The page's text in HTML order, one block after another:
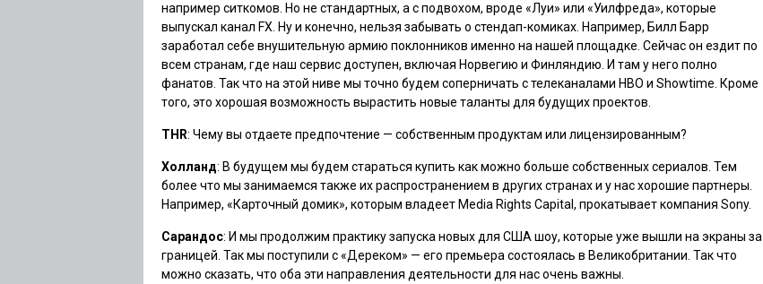
например ситкомов. Но не стандартных, а с подвохом, вроде «Луи» или «Уилфреда», которые
выпускал канал FX. Ну и конечно, нельзя забывать о стендап-комиках. Например, Билл Барр
заработал себе внушительную армию поклонников именно на нашей площадке. Сейчас он ездит по
всем странам, где наш сервис доступен, включая Норвегию и Финляндию. И там у него полно
фанатов. Так что на этой ниве мы точно будем соперничать с телеканалами HBO и Showtime. Кроме
того, это хорошая возможность вырастить новые таланты для будущих проектов.
THR: Чему вы отдаете предпочтение — собственным продуктам или лицензированным?
Холланд: В будущем мы будем стараться купить как можно больше собственных сериалов. Тем
более что мы занимаемся также их распространением в других странах и у нас хорошие партнеры.
Например, «Карточный домик», которым владеет Media Rights Capital, прокатывает компания Sony.
Сарандос: И мы продолжим практику запуска новых для США шоу, которые уже вышли на экраны за
границей. Так мы поступили с «Дереком» — его премьера состоялась в Великобритании. Так что
можно сказать, что оба эти направления деятельности для нас очень важны.